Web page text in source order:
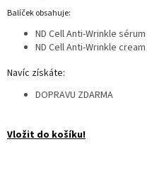
Balíček obsahuje:
ND Cell Anti-Wrinkle sérum
ND Cell Anti-Wrinkle cream
Navíc získáte:
DOPRAVU ZDARMA
Vložit do košíku!